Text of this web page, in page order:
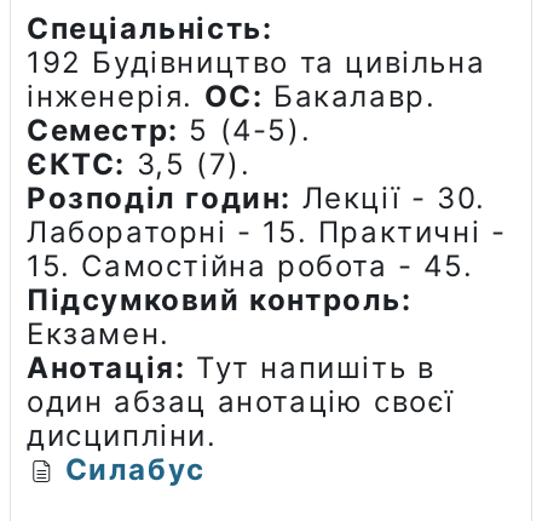
Спеціальність:
192 Будівництво та цивільна
інженерія. ОС: Бакалавр.
Семестр: 5 (4-5).
ЄКТС: 3,5 (7).
Розподіл годин: Лекції - 30.
Лабораторні - 15. Практичні -
15. Самостійна робота - 45.
Підсумковий контроль:
Екзамен.
Анотація: Тут напишіть в
один абзац анотацію своєї
дисципліни.
Силабус